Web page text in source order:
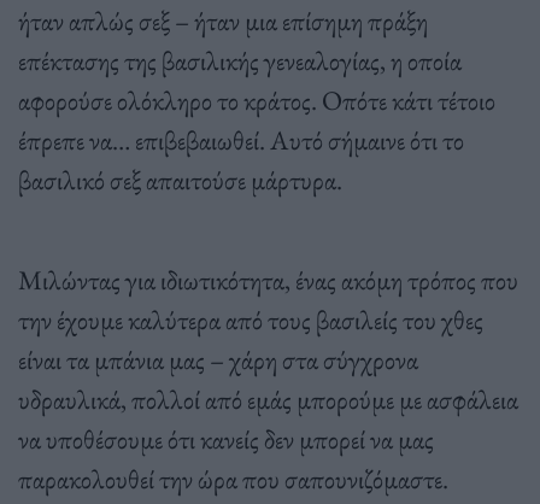
ήταν απλώς σεξ – ήταν μια επίσημη πράξη
επέκτασης της βασιλικής γενεαλογίας, η οποία
αφορούσε ολόκληρο το κράτος. Οπότε κάτι τέτοιο
έπρεπε να… επιβεβαιωθεί. Αυτό σήμαινε ότι το
βασιλικό σεξ απαιτούσε μάρτυρα.
Μιλώντας για ιδιωτικότητα, ένας ακόμη τρόπος που
την έχουμε καλύτερα από τους βασιλείς του χθες
είναι τα μπάνια μας – χάρη στα σύγχρονα
υδραυλικά, πολλοί από εμάς μπορούμε με ασφάλεια
να υποθέσουμε ότι κανείς δεν μπορεί να μας
παρακολουθεί την ώρα που σαπουνιζόμαστε.